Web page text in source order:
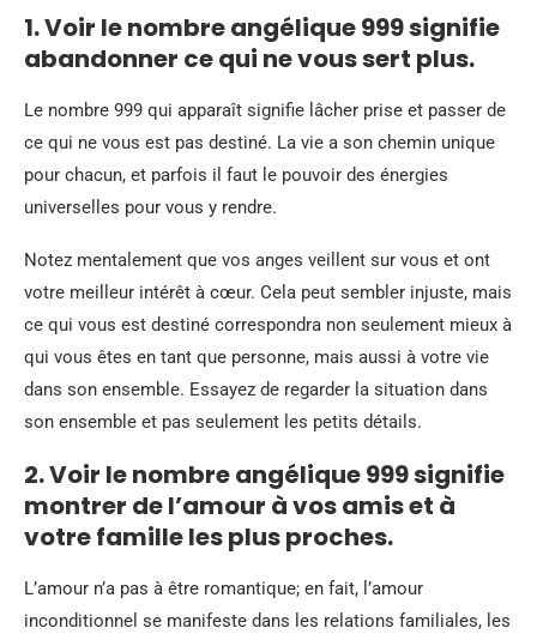
1. Voir le nombre angélique 999 signifie
abandonner ce qui ne vous sert plus.
Le nombre 999 qui apparaît signifie lâcher prise et passer de
ce qui ne vous est pas destiné. La vie a son chemin unique
pour chacun, et parfois il faut le pouvoir des énergies
universelles pour vous y rendre.
Notez mentalement que vos anges veillent sur vous et ont
votre meilleur intérêt à cœur. Cela peut sembler injuste, mais
ce qui vous est destiné correspondra non seulement mieux à
qui vous êtes en tant que personne, mais aussi à votre vie
dans son ensemble. Essayez de regarder la situation dans
son ensemble et pas seulement les petits détails.
2. Voir le nombre angélique 999 signifie
montrer de l’amour à vos amis et à
votre famille les plus proches.
L’amour n’a pas à être romantique; en fait, l’amour
inconditionnel se manifeste dans les relations familiales, les